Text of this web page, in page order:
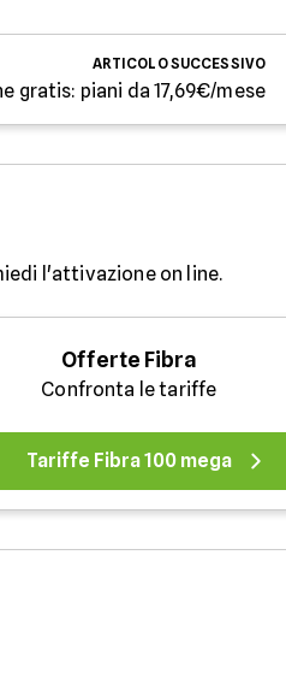
ARTICOLOSUCCESSIVO
gratis: piani da 17,69€/mese
l'attivazione on line.
Offerte Fibra
Confronta le tariffe
Tariffe Fibra 100 mega